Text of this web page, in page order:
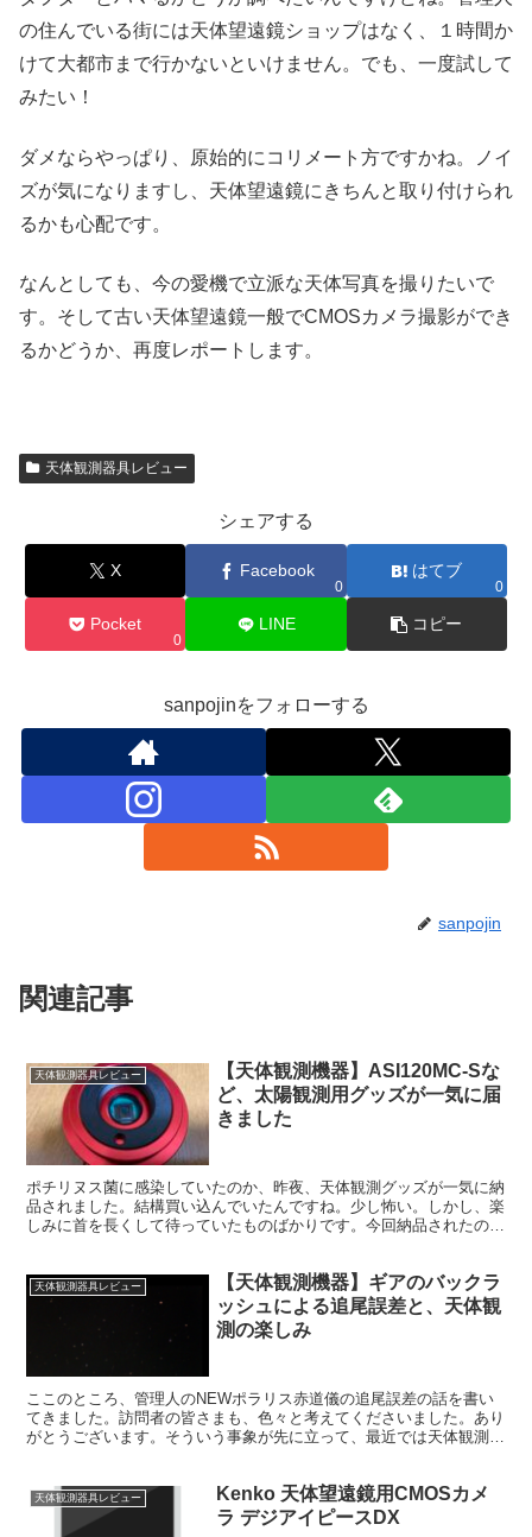
の住んでいる街には天体望遠鏡ショップはなく、１時間か
けて大都市まで行かないといけません。でも、一度試して
みたい！
ダメならやっぱり、原始的にコリメート方ですかね。ノイ
ズが気になりますし、天体望遠鏡にきちんと取り付けられ
るかも心配です。
なんとしても、今の愛機で立派な天体写真を撮りたいで
す。そして古い天体望遠鏡一般でCMOSカメラ撮影ができ
るかどうか、再度レポートします。
天体観測器具レビュー
シェアする
X Facebook
0
はてブ
0
Pocket
0
LINE コピー
sanpojinをフォローする
sanpojin
関連記事
天体観測器具レビュー
【天体観測機器】ASI120MC-Sな
ど、太陽観測用グッズが一気に届
きました
ポチリヌス菌に感染していたのか、昨夜、天体観測グッズが一気に納
品されました。結構買い込んでいたんですね。少し怖い。しかし、楽
しみに首を長くして待っていたものばかりです。今回納品されたの
天体観測器具レビュー
【天体観測機器】ギアのバックラ
ッシュによる追尾誤差と、天体観
測の楽しみ
ここのところ、管理人のNEWポラリス赤道儀の追尾誤差の話を書い
てきました。訪問者の皆さまも、色々と考えてくださいました。あり
がとうございます。そういう事象が先に立って、最近では天体観測を
天体観測器具レビュー
Kenko 天体望遠鏡用CMOSカメ
ラ デジアイピースDX